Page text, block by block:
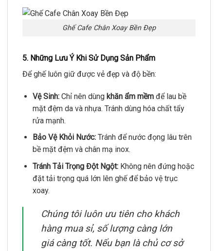
Ghế Cafe Chân Xoay Bền Đẹp
5. Những Lưu Ý Khi Sử Dụng Sản Phẩm
Để ghế luôn giữ được vẻ đẹp và độ bền:
Vệ Sinh:Chỉ nên dùng khăn ẩm mềmđể lau bề
mặt đệm da và nhựa. Tránh dùng hóa chất tẩy
rửa mạnh.
Bảo Vệ Khỏi Nước:Tránh để nước đọng lâu trên
bề mặt đệm và chân mạ inox.
Tránh Tải Trọng Đột Ngột:Không nên đứng hoặc
đặt tải trọng quá lớn lên ghế để bảo vệ trục
xoay.
Chúng tôi luôn ưu tiên cho khách
hàng mua sỉ, số lượng càng lớn
giá càng tốt. Nếu bạn là chủ cơ sở